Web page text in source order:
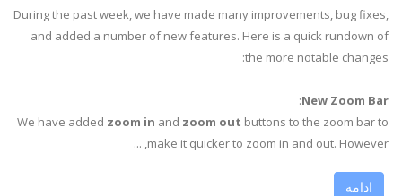
During the past week, we have made many improvements, bug fixes,
and added a number of new features. Here is a quick rundown of
the more notable changes:
New Zoom Bar
:
We have added zoom in and zoom out buttons to the zoom bar to
make it quicker to zoom in and out. However, ...
ادامه